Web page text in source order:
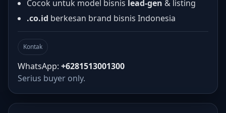
Cocok untuk model bisnis lead-gen & listing
.co.id berkesan brand bisnis Indonesia
Kontak
WhatsApp: +6281513001300
Serius buyer only.